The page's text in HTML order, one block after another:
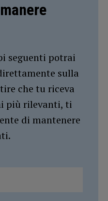
seguenti potrai
sulla
che tu riceva
più rilevanti, ti
di mantenere